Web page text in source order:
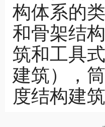
构体系的
和骨架结
筑和工具
建筑），
度结构建